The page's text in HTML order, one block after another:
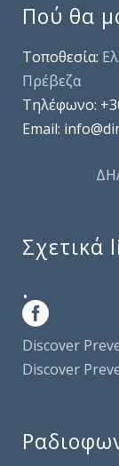
Πού θα
Τοποθεσία:
Πρέβεζα
Τηλέφωνo:
Email:
Σχετικά
.
Discover
Discover